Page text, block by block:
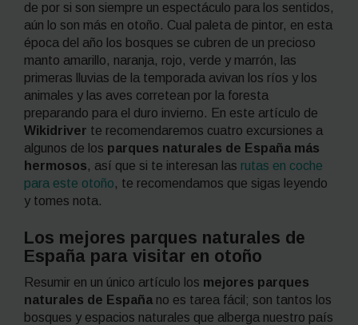
de por si son siempre un espectáculo para los sentidos,
aún lo son más en otoño. Cual paleta de pintor, en esta
época del año los bosques se cubren de un precioso
manto amarillo, naranja, rojo, verde y marrón, las
primeras lluvias de la temporada avivan los ríos y los
animales y las aves corretean por la foresta
preparando para el duro invierno. En este artículo de
Wikidriver te recomendaremos cuatro excursiones a
algunos de los parques naturales de España más
hermosos, así que si te interesan las rutas en coche
para este otoño, te recomendamos que sigas leyendo
y tomes nota.
Los mejores parques naturales de
España para visitar en otoño
Resumir en un único artículo los mejores parques
naturales de España no es tarea fácil; son tantos los
bosques y espacios naturales que alberga nuestro país